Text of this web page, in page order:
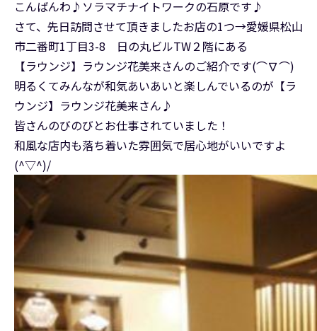
こんばんわ♪ソラマチナイトワークの石原です♪
さて、先日訪問させて頂きましたお店の1つ→愛媛県松山
市二番町1丁目3-8 日の丸ビルTW２階にある
【ラウンジ】ラウンジ花美来さんのご紹介です(⌒∇⌒)
明るくてみんなが和気あいあいと楽しんでいるのが【ラ
ウンジ】ラウンジ花美来さん♪
皆さんのびのびとお仕事されていました！
和風な店内も落ち着いた雰囲気で居心地がいいですよ
(^▽^)/